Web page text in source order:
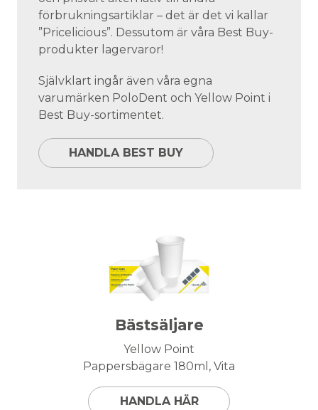
förbrukningsartiklar – det är det vi kallar
”Pricelicious”. Dessutom är våra Best Buy-
produkter lagervaror!
Självklart ingår även våra egna
varumärken PoloDent och Yellow Point i
Best Buy-sortimentet.
HANDLA BEST BUY
Bästsäljare
Yellow Point
Pappersbägare 180ml, Vita
HANDLA HÄR